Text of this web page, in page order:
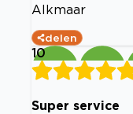
Alkmaar
delen
10
Super service